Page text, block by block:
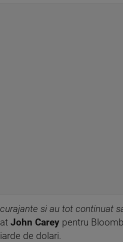
si au tot continuat
John Carey pentru
de dolari.